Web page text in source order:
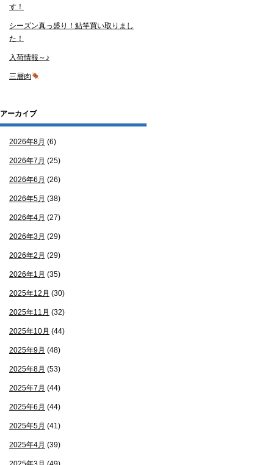
す！
シーズン真っ盛り！鮎竿買い取りまし
た！
入荷情報～♪
三層肉
アーカイブ
2026年8月 (6)
2026年7月 (25)
2026年6月 (26)
2026年5月 (38)
2026年4月 (27)
2026年3月 (29)
2026年2月 (29)
2026年1月 (35)
2025年12月 (30)
2025年11月 (32)
2025年10月 (44)
2025年9月 (48)
2025年8月 (53)
2025年7月 (44)
2025年6月 (44)
2025年5月 (41)
2025年4月 (39)